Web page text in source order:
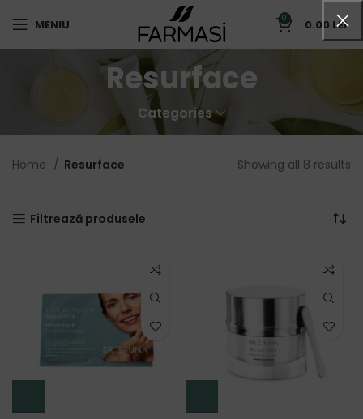
MENIU 0 0.00 LEI
Resurface
Categories
Home Resurface Showing all 8 results
Filtrează produsele